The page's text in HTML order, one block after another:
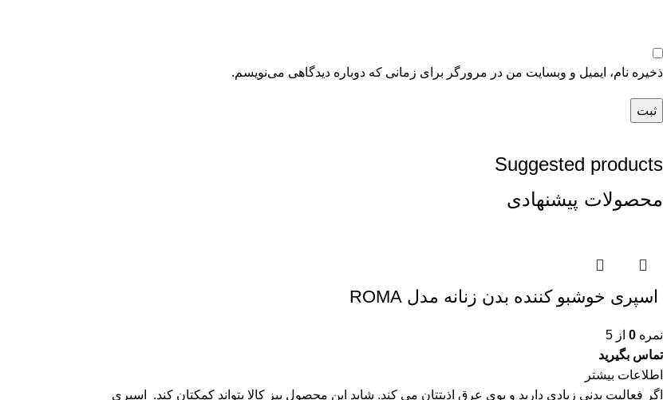
ذخیره نام، ایمیل و وبسایت من در مرورگر برای زمانی که دوباره دیدگاهی می‌نویسم.
Suggested products
محصولات پیشنهادی
اسپری خوشبو کننده بدن زنانه مدل ROMA
نمره 0 از 5
تماس بگیرید
اطلاعات بیشتر
اگر فعالیت بدنی زیادی دارید و بوی عرق اذیتتان می کند. شاید این محصول بیز کالا بتواند کمکتان کند. اسپری